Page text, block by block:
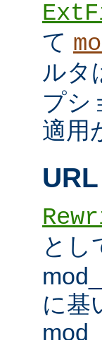
て
ルタ
プシ
適用
とし
に基